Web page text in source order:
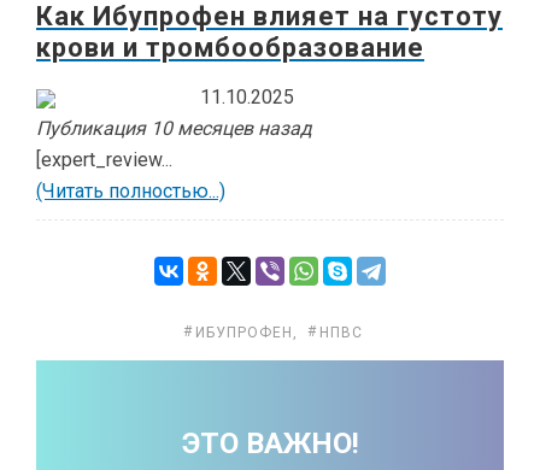
Как Ибупрофен влияет на густоту
крови и тромбообразование
11.10.2025
Публикация 10 месяцев назад
[expert_review...
(Читать полностью...)
ИБУПРОФЕН , НПВС
ЭТО ВАЖНО!